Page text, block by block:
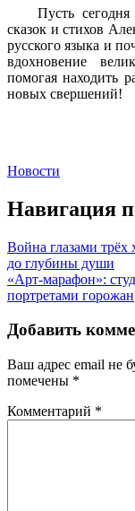
Пусть
сказок и стихов
русского языка и
вдохновение
помогая находить
новых свершений!
Новости
Навигация
Война глазами трёх
до глубины души
«Арт-марафон»:
портретами горожан
Добавить
Ваш адрес email не
помечены *
Комментарий *